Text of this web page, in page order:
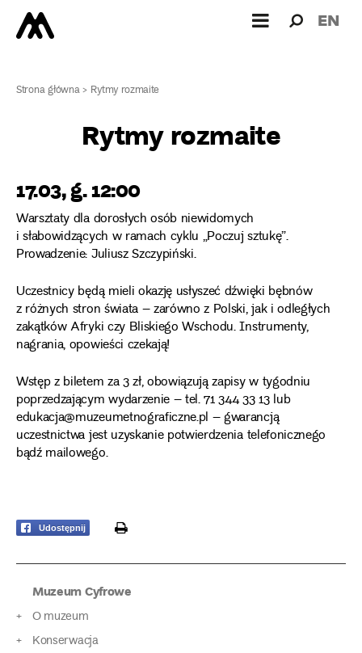
dla: EN
Strona główna> Rytmy rozmaite
Rytmy rozmaite
17.03, g. 12:00
Warsztaty dla dorosłych osób niewidomych
i słabowidzących w ramach cyklu „Poczuj sztukę”.
Prowadzenie: Juliusz Szczypiński.
Uczestnicy będą mieli okazję usłyszeć dźwięki bębnów
z różnych stron świata – zarówno z Polski, jak i odległych
zakątków Afryki czy Bliskiego Wschodu. Instrumenty,
nagrania, opowieści czekają!
Wstęp z biletem za 3 zł, obowiązują zapisy w tygodniu
poprzedzającym wydarzenie – tel. 71 344 33 13 lub
edukacja@muzeumetnograficzne.pl – gwarancją
uczestnictwa jest uzyskanie potwierdzenia telefonicznego
bądź mailowego.
Udostępnij print
Muzeum Cyfrowe
O muzeum
Konserwacja